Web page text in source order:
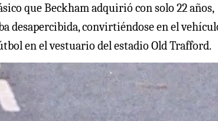
que Beckham adquirió con solo 22 años,
desapercibida, convirtiéndose en el
en el vestuario del estadio Old Trafford.